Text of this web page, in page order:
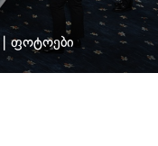
| ფოტოები